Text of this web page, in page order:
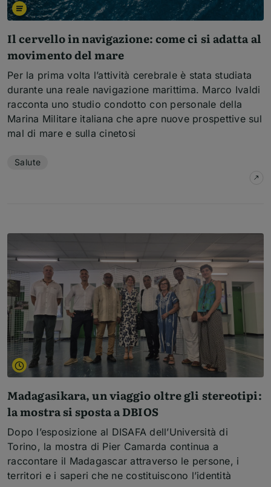
Il cervello in navigazione: come ci si adatta al
movimento del mare
Per la prima volta l’attività cerebrale è stata studiata
durante una reale navigazione marittima. Marco Ivaldi
racconta uno studio condotto con personale della
Marina Militare italiana che apre nuove prospettive sul
mal di mare e sulla cinetosi
Salute
su
Madagasikara, un viaggio oltre gli stereotipi:
la mostra si sposta a DBIOS
Dopo l’esposizione al DISAFA dell’Università di
Torino, la mostra di Pier Camarda continua a
raccontare il Madagascar attraverso le persone, i
territori e i saperi che ne costituiscono l’identità